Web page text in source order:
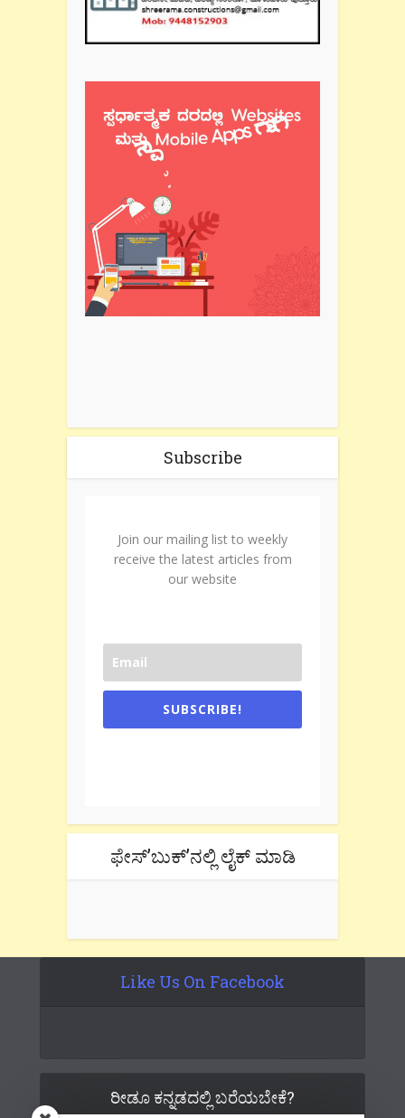
Subscribe
Join our mailing list to weekly
receive the latest articles from
our website
SUBSCRIBE!
ಫೇಸ್’ಬುಕ್’ನಲ್ಲಿ ಲೈಕ್ ಮಾಡಿ
Like Us On Facebook
ರೀಡೂ ಕನ್ನಡದಲ್ಲಿ ಬರೆಯಬೇಕೆ?